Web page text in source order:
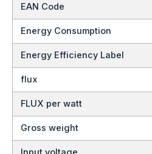
EAN Code
Energy Consumption
Energy Efficiency Label
flux
FLUX per watt
Gross weight